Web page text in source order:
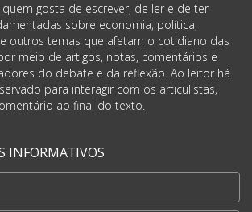
gosta de escrever, de ler e de ter
sobre economia, política,
outros temas que afetam o cotidiano das
meio de artigos, notas, comentários e
do debate e da reflexão. Ao leitor há
para interagir com os articulistas,
ao final do texto.
INFORMATIVOS